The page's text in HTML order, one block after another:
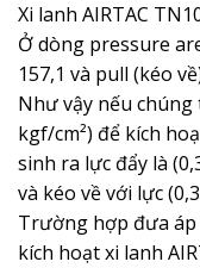
Xi lanh AIRTAC
Ở dòng pressure
157,1 và pull (kéo
Như vậy nếu chúng
kgf/cm²) để kích
sinh ra lực đẩy là
và kéo về với lực
Trường hợp đưa áp
kích hoạt xi lanh